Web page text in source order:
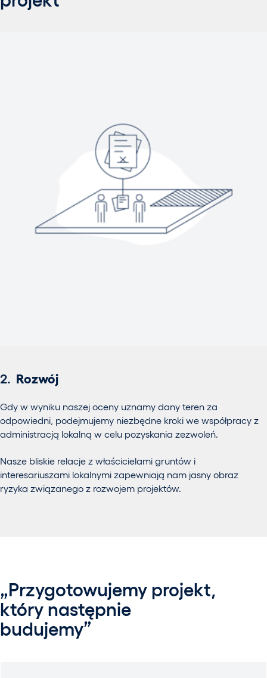
2. Rozwój
Gdy w wyniku naszej oceny uznamy dany teren za
odpowiedni, podejmujemy niezbędne kroki we współpracy z
administracją lokalną w celu pozyskania zezwoleń.
Nasze bliskie relacje z właścicielami gruntów i
interesariuszami lokalnymi zapewniają nam jasny obraz
ryzyka związanego z rozwojem projektów.
„Przygotowujemy projekt,
który następnie
budujemy”